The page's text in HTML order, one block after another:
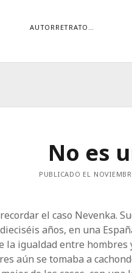
AUTORRETRATO…
No es
PUBLICADO EL
el caso Nevenka.
años, en una
la igualdad entre hombres
aún se tomaba a